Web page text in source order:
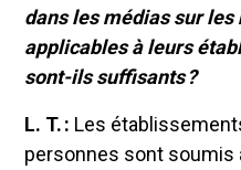
dans les médias sur
applicables à leurs
sont-ils suffisants ?
L. T. : Les
personnes sont soumis